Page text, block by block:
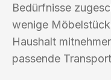
Bedürfnisse
wenige
Haushalt
passende